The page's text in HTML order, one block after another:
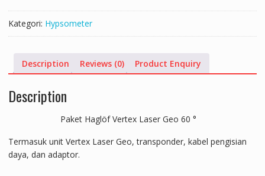
Kategori: Hypsometer
Description Reviews (0) Product Enquiry
Description
Paket Haglöf Vertex Laser Geo 60 °
Termasuk unit Vertex Laser Geo, transponder, kabel pengisian
daya, dan adaptor.